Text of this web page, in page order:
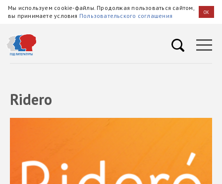
Мы используем cookie-файлы. Продолжая пользоваться сайтом,
вы принимаете условия Пользовательского соглашения OK
Ridero